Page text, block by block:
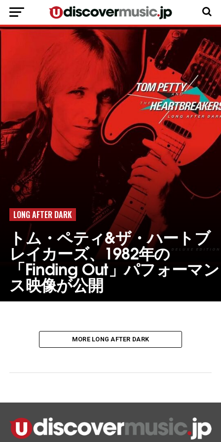
LONG AFTER DARK
トム・ペティ&ザ・ハートブ
レイカーズ、1982年の
「Finding Out」パフォーマン
ス映像が公開
MORE LONG AFTER DARK